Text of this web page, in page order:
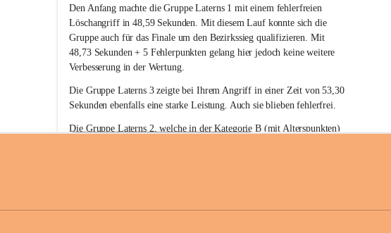
l
l
i
g
e
F
e
u
e
r
w
t
Den Anfang machte die Gruppe Laterns 1 mit einem fehlerfreien
Löschangriff in 48,59 Sekunden. Mit diesem Lauf konnte sich die
Gruppe auch für das Finale um den Bezirkssieg qualifizieren. Mit
48,73 Sekunden + 5 Fehlerpunkten gelang hier jedoch keine weitere
Verbesserung in der Wertung.
Die Gruppe Laterns 3 zeigte bei Ihrem Angriff in einer Zeit von 53,30
Sekunden ebenfalls eine starke Leistung. Auch sie blieben fehlerfrei.
Die Gruppe Laterns 2, welche in der Kategorie B (mit Alterspunkten)